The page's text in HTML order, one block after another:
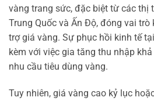
vàng trang sức, đặc biệt từ các thị
Trung Quốc và Ấn Độ, đóng vai
trợ giá vàng. Sự phục hồi kinh tế
kèm với việc gia tăng thu nhập
nhu cầu tiêu dùng vàng.
Tuy nhiên, giá vàng cao kỷ lục